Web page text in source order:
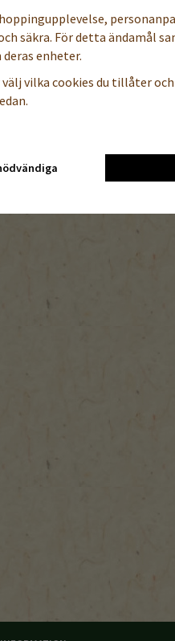
Sitemap »
säkra. För detta ändamål
enheter.
vilka cookies du tillåter